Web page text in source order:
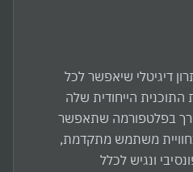
דיגיטלי שיאפשר לכל
הייחודית שלה
בפלטפורמה שתאפשר
בחוויית משתמש מתקדמת,
ונגיש לכלל